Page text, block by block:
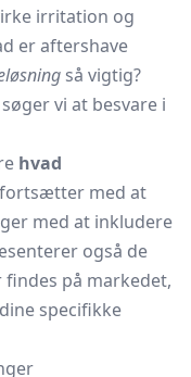
irritation og
er aftershave
så vigtig?
vi at besvare i
hvad
fortsætter med at
med at inkludere
også de
findes på markedet,
specifikke